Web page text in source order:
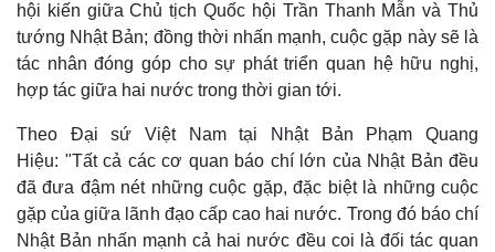
hội kiến giữa Chủ tịch Quốc hội Trần Thanh Mẫn và Thủ
tướng Nhật Bản; đồng thời nhấn mạnh, cuộc gặp này sẽ là
tác nhân đóng góp cho sự phát triển quan hệ hữu nghị,
hợp tác giữa hai nước trong thời gian tới.
Theo Đại sứ Việt Nam tại Nhật Bản Phạm Quang
Hiệu: "Tất cả các cơ quan báo chí lớn của Nhật Bản đều
đã đưa đậm nét những cuộc gặp, đặc biệt là những cuộc
gặp của giữa lãnh đạo cấp cao hai nước. Trong đó báo chí
Nhật Bản nhấn mạnh cả hai nước đều coi là đối tác quan